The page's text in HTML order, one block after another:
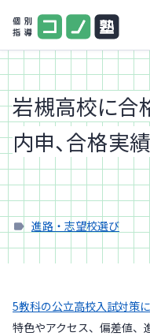
岩槻高校に合
内申、合格実
進路・志望校選び
5教科の公立高校入試対策
特色やアクセス、偏差値、